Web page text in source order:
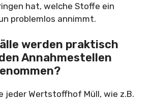
hat, welche Stoffe ein
problemlos annimmt.
werden praktisch
Annahmestellen
jeder Wertstoffhof Müll, wie z.B.